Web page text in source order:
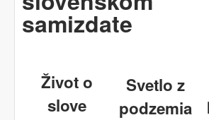
samizdate
Život o
slove
Svetlo z
podzemia